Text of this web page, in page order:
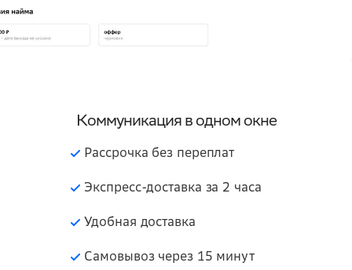
Коммуникация в одном окне
Рассрочка без переплат
Экспресс-доставка за 2 часа
Удобная доставка
Самовывоз через 15 минут